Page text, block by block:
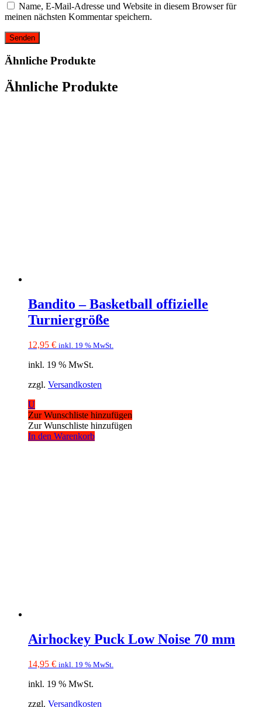
Name, E-Mail-Adresse und Website in diesem Browser für
meinen nächsten Kommentar speichern.
Ähnliche Produkte
Ähnliche Produkte
Bandito – Basketball offizielle
Turniergröße
12,95 € inkl. 19 % MwSt.
inkl. 19 % MwSt.
zzgl. Versandkosten
U
Zur Wunschliste hinzufügen
Zur Wunschliste hinzufügen
In den Warenkorb
Airhockey Puck Low Noise 70 mm
14,95 € inkl. 19 % MwSt.
inkl. 19 % MwSt.
zzgl. Versandkosten